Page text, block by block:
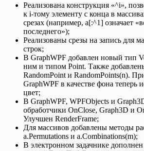
Реализована конструкция «^i»,
к i-тому элементу с конца в
срезах (например, a[:^1] означает
последнего»);
Реализованы срезы на запись для
строк;
В GraphWPF добавлен новый тип
ним и типом Point. Также
RandomPoint и RandomPoints(n).
GraphWPF в качестве фона теперь
цвет;
В GraphWPF, WPFObjects и
обработчики OnClose, Graph3D и
Улучшен RenderFrame;
Для массивов добавлены методы
a.Permutations и a.Combinations(m);
В электронном задачнике дополнен